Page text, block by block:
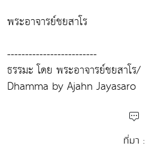
พระอาจารย์ชยสาโร
-------------------------
ธรรมะ โดย พระอาจารย์ชยสาโร/
Dhamma by Ajahn Jayasaro
ที่มา :